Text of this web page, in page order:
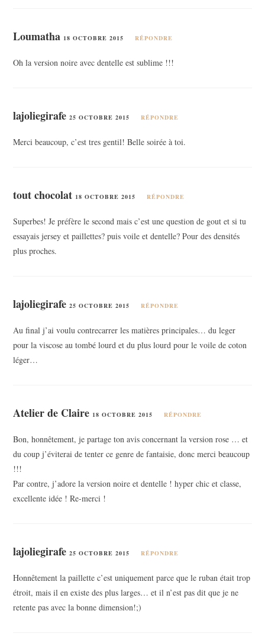
Loumatha 18 OCTOBRE 2015 RÉPONDRE
Oh la version noire avec dentelle est sublime !!!
lajoliegirafe 25 OCTOBRE 2015 RÉPONDRE
Merci beaucoup, c’est tres gentil! Belle soirée à toi.
tout chocolat 18 OCTOBRE 2015 RÉPONDRE
Superbes! Je préfère le second mais c’est une question de gout et si tu
essayais jersey et paillettes? puis voile et dentelle? Pour des densités
plus proches.
lajoliegirafe 25 OCTOBRE 2015 RÉPONDRE
Au final j’ai voulu contrecarrer les matières principales… du leger
pour la viscose au tombé lourd et du plus lourd pour le voile de coton
léger…
Atelier de Claire 18 OCTOBRE 2015 RÉPONDRE
Bon, honnêtement, je partage ton avis concernant la version rose … et
du coup j’éviterai de tenter ce genre de fantaisie, donc merci beaucoup
!!!
Par contre, j’adore la version noire et dentelle ! hyper chic et classe,
excellente idée ! Re-merci !
lajoliegirafe 25 OCTOBRE 2015 RÉPONDRE
Honnêtement la paillette c’est uniquement parce que le ruban était trop
étroit, mais il en existe des plus larges… et il n’est pas dit que je ne
retente pas avec la bonne dimension!;)